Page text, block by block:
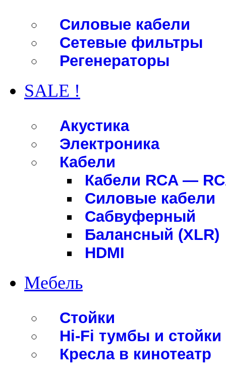
Силовые кабели
Сетевые фильтры
Регенераторы
SALE !
Акустика
Электроника
Кабели
Кабели RCA —
Силовые кабели
Сабвуферный
Балансный (XLR)
HDMI
Мебель
Стойки
Hi-Fi тумбы и стойки
Кресла в кинотеатр